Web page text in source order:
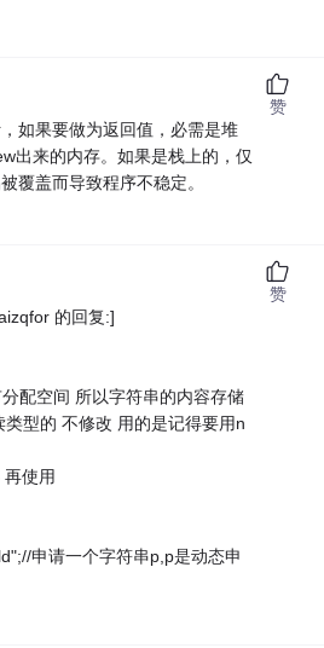
如果要做为返回值，必需是堆
出来的内存。如果是栈上的，仅
覆盖而导致程序不稳定。
赞
的回复:]
配空间 所以字符串的内容存储
型的 不修改 用的是记得要用n
再使用
申请一个字符串p,p是动态申
赞